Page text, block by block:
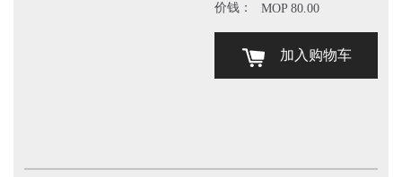
价钱： MOP 80.00
加入购物车